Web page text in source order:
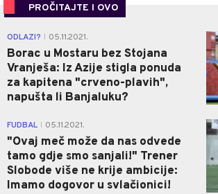
PROČITAJTE I OVO
ODLAZI? 05.11.2021.
Borac u Mostaru bez Stojana
Vranješa: Iz Azije stigla ponuda
za kapitena "crveno-plavih",
napušta li Banjaluku?
FUDBAL 05.11.2021.
"Ovaj meč može da nas odvede
tamo gdje smo sanjali!" Trener
Slobode više ne krije ambicije:
Imamo dogovor u svlačionici!